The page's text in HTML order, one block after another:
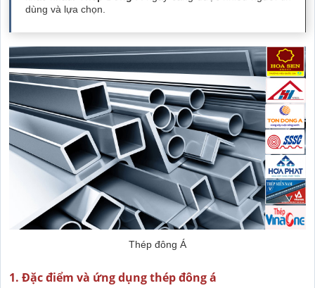
dùng và lựa chọn.
Thép đông Á
1. Đặc điểm và ứng dụng thép đông á